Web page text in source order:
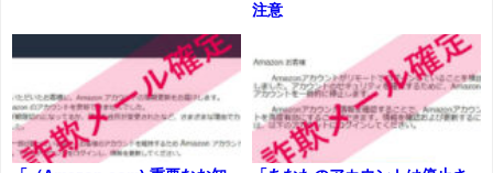
注意